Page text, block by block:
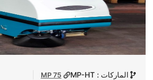
الماركات : MP-HT MP 75